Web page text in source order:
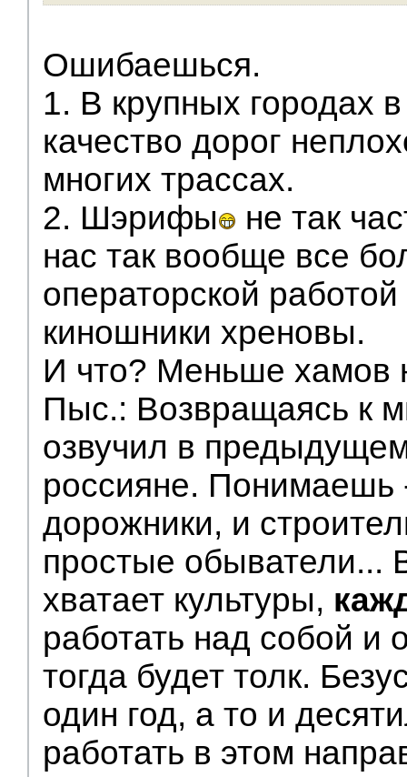
Ошибаешься.
1. В крупных городах
качество дорог
многих трассах.
2. Шэрифы
не так
нас так вообще все
операторской
киношники хреновы.
И что? Меньше хамов
Пыс.: Возвращаясь к
озвучил в
россияне.
дорожники, и
простые обыватели...
хватает культуры,
работать над собой
тогда будет толк.
один год, а то и
работать в этом